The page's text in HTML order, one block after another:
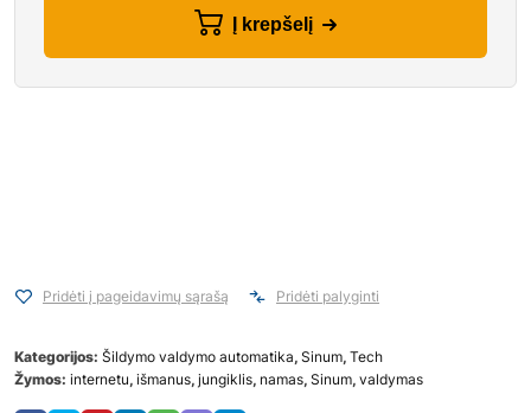
Į krepšelį
Pridėti į pageidavimų sąrašą Pridėti palyginti
Kategorijos: Šildymo valdymo automatika, Sinum, Tech
Žymos: internetu, išmanus, jungiklis, namas, Sinum, valdymas